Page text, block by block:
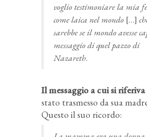
voglio testimoniare la mia
come laica nel mondo […]
sarebbe se il mondo avesse
messaggio di quel pazzo di
Nazareth.
Il messaggio a cui si riferiva
stato trasmesso da sua
Questo il suo ricordo: